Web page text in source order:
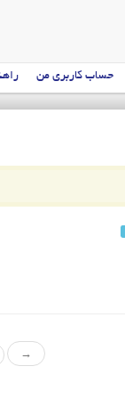
حساب کاربری من
→